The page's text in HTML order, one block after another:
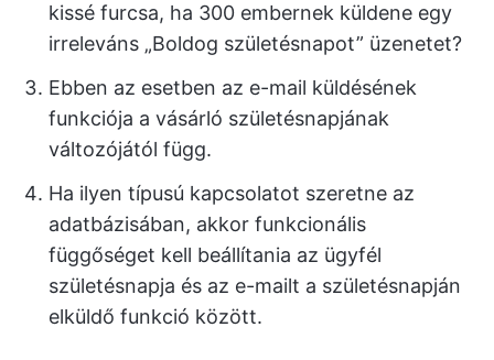
kissé furcsa, ha 300 embernek küldene egy
irreleváns „Boldog születésnapot” üzenetet?
Ebben az esetben az e-mail küldésének
funkciója a vásárló születésnapjának
változójától függ.
Ha ilyen típusú kapcsolatot szeretne az
adatbázisában, akkor funkcionális
függőséget kell beállítania az ügyfél
születésnapja és az e-mailt a születésnapján
elküldő funkció között.